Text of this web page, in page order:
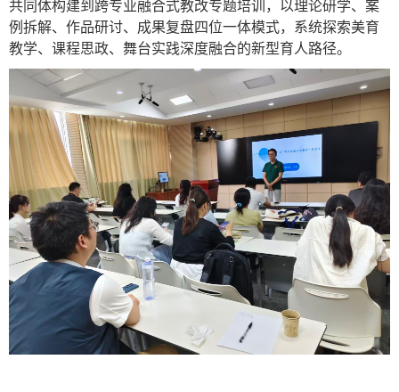
共同体构建到跨专业融合式教改专题培训，以理论研学、案
例拆解、作品研讨、成果复盘四位一体模式，系统探索美育
教学、课程思政、舞台实践深度融合的新型育人路径。